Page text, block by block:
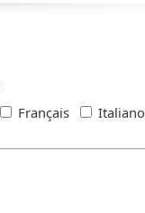
Français
Italiano